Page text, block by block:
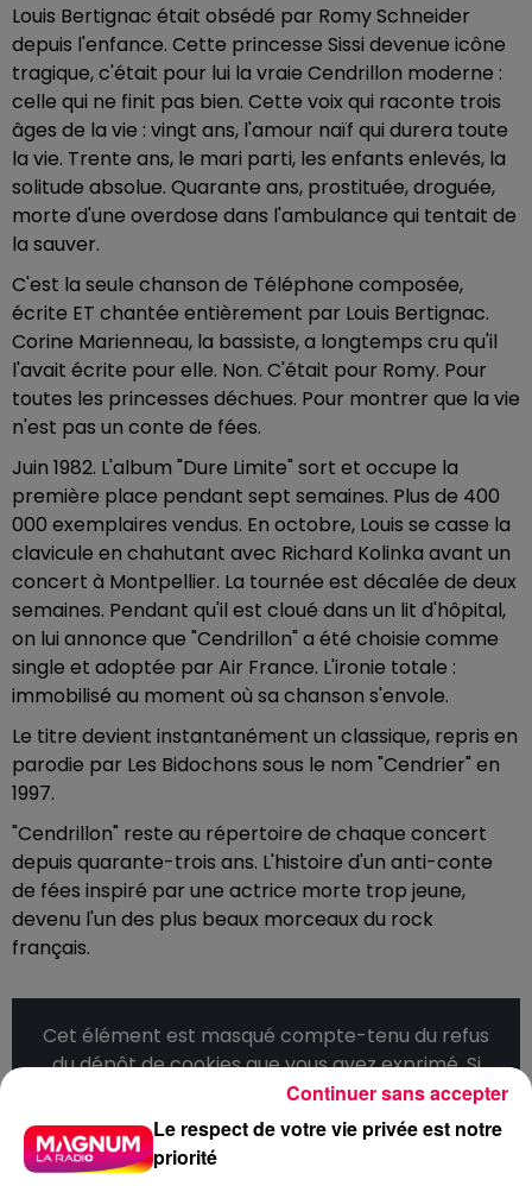
Louis Bertignac était obsédé par Romy Schneider
depuis l'enfance. Cette princesse Sissi devenue icône
tragique, c'était pour lui la vraie Cendrillon moderne :
celle qui ne finit pas bien. Cette voix qui raconte trois
âges de la vie : vingt ans, l'amour naïf qui durera toute
la vie. Trente ans, le mari parti, les enfants enlevés, la
solitude absolue. Quarante ans, prostituée, droguée,
morte d'une overdose dans l'ambulance qui tentait de
la sauver.
C'est la seule chanson de Téléphone composée,
écrite ET chantée entièrement par Louis Bertignac.
Corine Marienneau, la bassiste, a longtemps cru qu'il
l'avait écrite pour elle. Non. C'était pour Romy. Pour
toutes les princesses déchues. Pour montrer que la vie
n'est pas un conte de fées.
Juin 1982. L'album "Dure Limite" sort et occupe la
première place pendant sept semaines. Plus de 400
000 exemplaires vendus. En octobre, Louis se casse la
clavicule en chahutant avec Richard Kolinka avant un
concert à Montpellier. La tournée est décalée de deux
semaines. Pendant qu'il est cloué dans un lit d'hôpital,
on lui annonce que "Cendrillon" a été choisie comme
single et adoptée par Air France. L'ironie totale :
immobilisé au moment où sa chanson s'envole.
Le titre devient instantanément un classique, repris en
parodie par Les Bidochons sous le nom "Cendrier" en
1997.
"Cendrillon" reste au répertoire de chaque concert
depuis quarante-trois ans. L'histoire d'un anti-conte
de fées inspiré par une actrice morte trop jeune,
devenu l'un des plus beaux morceaux du rock
français.
Cet élément est masqué compte-tenu du refus
du dépôt de cookies que vous avez exprimé. Si
vous souhaitez l'afficher, merci de nous donner
votre accord en cliquant sur le bouton ci-
Le respect de votre vie privée est notre
priorité
Continuer sans accepter